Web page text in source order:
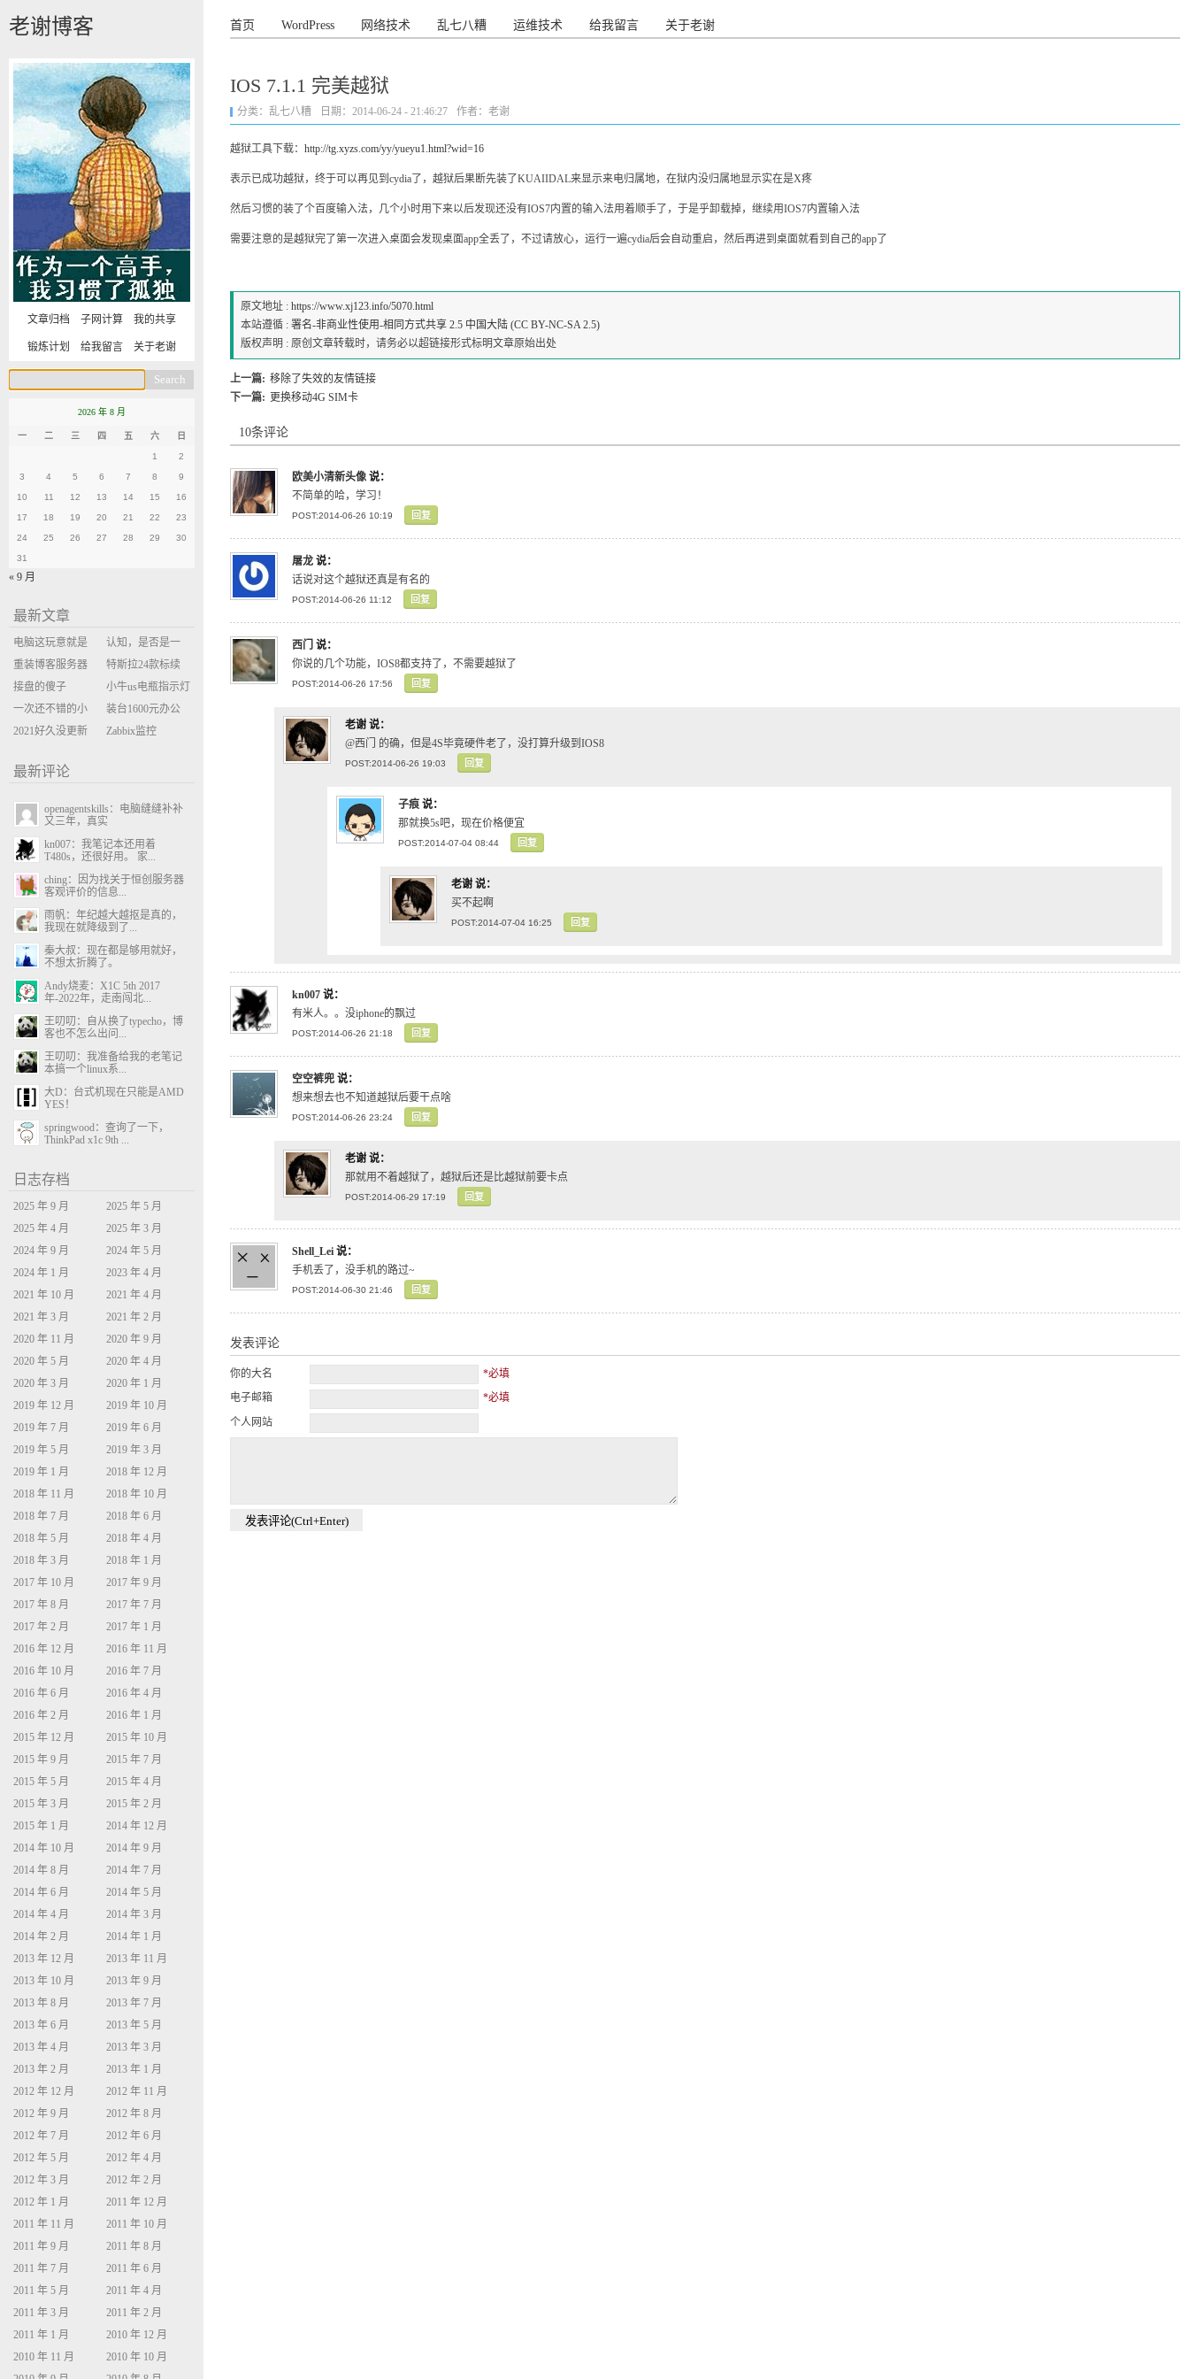
老谢博客 首页 WordPress 网络技术 乱七八糟 运维技术 给我留言 关于老谢
IOS 7.1.1 完美越狱
分类： 乱七八糟 日期：2014-06-24 - 21:46:27 作者：老谢
越狱工具下载： http://tg.xyzs.com/yy/yueyu1.html?wid=16
表示已成功越狱，终于可以再见到cydia了，越狱后果断先装了KUAIIDAL来显示来电归属地，在狱内没归属地显示实在是X疼
然后习惯的装了个百度输入法，几个小时用下来以后发现还没有IOS7内置的输入法用着顺手了，于是乎卸载掉，继续用IOS7内置输入法
需要注意的是越狱完了第一次进入桌面会发现桌面app全丢了，不过请放心，运行一遍cydia后会自动重启，然后再进到桌面就看到自己的app了
原文地址 :https://www.xj123.info/5070.html
本站遵循 :署名-非商业性使用-相同方式共享 2.5 中国大陆 (CC BY-NC-SA 2.5)
版权声明 : 原创文章转载时，请务必以超链接形式标明文章原始出处
上一篇: 移除了失效的友情链接
下一篇: 更换移动4G SIM卡
10条评论
欧美小清新头像 说：
不简单的哈，学习！
POST:2014-06-26 10:19 回复
屠龙 说：
话说对这个越狱还真是有名的
POST:2014-06-26 11:12 回复
西门 说：
你说的几个功能，IOS8都支持了，不需要越狱了
POST:2014-06-26 17:56 回复
老谢 说：
@西门 的确，但是4S毕竟硬件老了，没打算升级到IOS8
POST:2014-06-26 19:03 回复
子痕 说：
那就换5s吧，现在价格便宜
POST:2014-07-04 08:44 回复
老谢 说：
买不起啊
POST:2014-07-04 16:25 回复
kn007 说：
有米人。。没iphone的飘过
POST:2014-06-26 21:18 回复
空空裤兜 说：
想来想去也不知道越狱后要干点啥
POST:2014-06-26 23:24 回复
老谢 说：
那就用不着越狱了，越狱后还是比越狱前要卡点
POST:2014-06-29 17:19 回复
Shell_Lei 说：
手机丢了，没手机的路过~
POST:2014-06-30 21:46 回复
发表评论
你的大名
*必填
电子邮箱
*必填
个人网站
文章归档 子网计算 我的共享
锻炼计划 给我留言 关于老谢
2026 年 8 月
一 二 三 四 五 六 日
1 2
3 4 5 6 7 8 9
10 11 12 13 14 15 16
17 18 19 20 21 22 23
24 25 26 27 28 29 30
31
« 9 月
最新文章
电脑这玩意就是
缝缝补补的事
认知，是否是一
座大山？当架构
决策变成配置清
单比价
重装博客服务器
环境
特斯拉24款标续
Model Y 2万公里
使用体验
接盘的傻子
小牛us电瓶指示灯
闪三次不上电
一次还不错的小
米售后体验
装台1600元办公
主机
2021好久没更新
Zabbix监控
最新评论
openagentskills：电脑缝缝补补
又三年，真实
kn007：我笔记本还用着
T480s，还很好用。 家...
ching：因为找关于恒创服务器
客观评价的信息...
雨帆：年纪越大越抠是真的，
我现在就降级到了...
秦大叔：现在都是够用就好，
不想太折腾了。
Andy烧麦：X1C 5th 2017
年-2022年，走南闯北...
王叨叨：自从换了typecho，博
客也不怎么出问...
王叨叨：我准备给我的老笔记
本搞一个linux系...
大D：台式机现在只能是AMD
YES！
springwood：查询了一下，
ThinkPad x1c 9th ...
日志存档
2025 年 9 月
2025 年 5 月
2025 年 4 月
2025 年 3 月
2024 年 9 月
2024 年 5 月
2024 年 1 月
2023 年 4 月
2021 年 10 月
2021 年 4 月
2021 年 3 月
2021 年 2 月
2020 年 11 月
2020 年 9 月
2020 年 5 月
2020 年 4 月
2020 年 3 月
2020 年 1 月
2019 年 12 月
2019 年 10 月
2019 年 7 月
2019 年 6 月
2019 年 5 月
2019 年 3 月
2019 年 1 月
2018 年 12 月
2018 年 11 月
2018 年 10 月
2018 年 7 月
2018 年 6 月
2018 年 5 月
2018 年 4 月
2018 年 3 月
2018 年 1 月
2017 年 10 月
2017 年 9 月
2017 年 8 月
2017 年 7 月
2017 年 2 月
2017 年 1 月
2016 年 12 月
2016 年 11 月
2016 年 10 月
2016 年 7 月
2016 年 6 月
2016 年 4 月
2016 年 2 月
2016 年 1 月
2015 年 12 月
2015 年 10 月
2015 年 9 月
2015 年 7 月
2015 年 5 月
2015 年 4 月
2015 年 3 月
2015 年 2 月
2015 年 1 月
2014 年 12 月
2014 年 10 月
2014 年 9 月
2014 年 8 月
2014 年 7 月
2014 年 6 月
2014 年 5 月
2014 年 4 月
2014 年 3 月
2014 年 2 月
2014 年 1 月
2013 年 12 月
2013 年 11 月
2013 年 10 月
2013 年 9 月
2013 年 8 月
2013 年 7 月
2013 年 6 月
2013 年 5 月
2013 年 4 月
2013 年 3 月
2013 年 2 月
2013 年 1 月
2012 年 12 月
2012 年 11 月
2012 年 9 月
2012 年 8 月
2012 年 7 月
2012 年 6 月
2012 年 5 月
2012 年 4 月
2012 年 3 月
2012 年 2 月
2012 年 1 月
2011 年 12 月
2011 年 11 月
2011 年 10 月
2011 年 9 月
2011 年 8 月
2011 年 7 月
2011 年 6 月
2011 年 5 月
2011 年 4 月
2011 年 3 月
2011 年 2 月
2011 年 1 月
2010 年 12 月
2010 年 11 月
2010 年 10 月